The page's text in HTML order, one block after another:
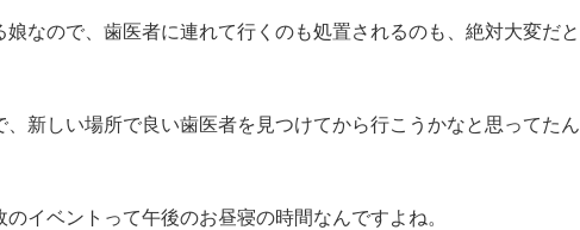
なので、歯医者に連れて行くのも処置されるのも、絶対大変だと
新しい場所で良い歯医者を見つけてから行こうかなと思ってたん
イベントって午後のお昼寝の時間なんですよね。